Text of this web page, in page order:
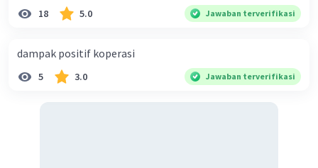
18 5.0 Jawaban terverifikasi
dampak positif koperasi
5 3.0 Jawaban terverifikasi